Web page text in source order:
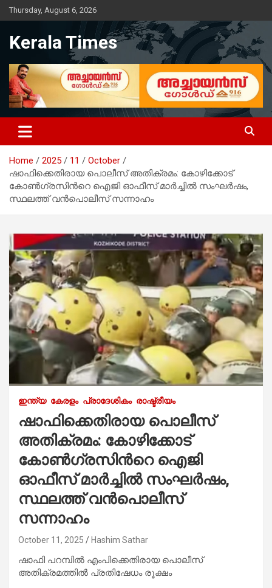
Skip
to
Thursday, August 6, 2026
Kerala Times
Home 2025 11
October
ഷാഫിക്കെതിരായ പൊലീസ് അതിക്രമം: കോഴിക്കോട്
കോണ്‍ഗ്രസിന്‍റെ ഐജി ഓഫീസ് മാര്‍ച്ചിൽ സംഘര്‍ഷം,
സ്ഥലത്ത് വൻപൊലീസ് സന്നാഹം
ഇന്ത്യ കേരളം പ്രാദേശികം രാഷ്ട്രീയം
ഷാഫിക്കെതിരായ പൊലീസ്
അതിക്രമം: കോഴിക്കോട്
കോണ്‍ഗ്രസിന്‍റെ ഐജി
ഓഫീസ് മാര്‍ച്ചിൽ സംഘര്‍ഷം,
സ്ഥലത്ത് വൻപൊലീസ്
സന്നാഹം
October 11, 2025 Hashim Sathar
ഷാഫി പറമ്പിൽ എംപിക്കെതിരായ പൊലീസ്
അതിക്രമത്തിൽ പ്രതിഷേധം രൂക്ഷം